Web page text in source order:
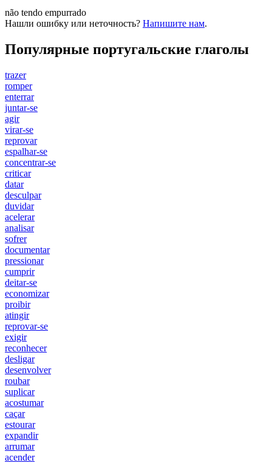
não tendo empurrado
Нашли ошибку или неточность? Напишите нам.
Популярные португальские глаголы
trazer
romper
enterrar
juntar-se
agir
virar-se
reprovar
espalhar-se
concentrar-se
criticar
datar
desculpar
duvidar
acelerar
analisar
sofrer
documentar
pressionar
cumprir
deitar-se
economizar
proibir
atingir
reprovar-se
exigir
reconhecer
desligar
desenvolver
roubar
suplicar
acostumar
caçar
estourar
expandir
arrumar
acender